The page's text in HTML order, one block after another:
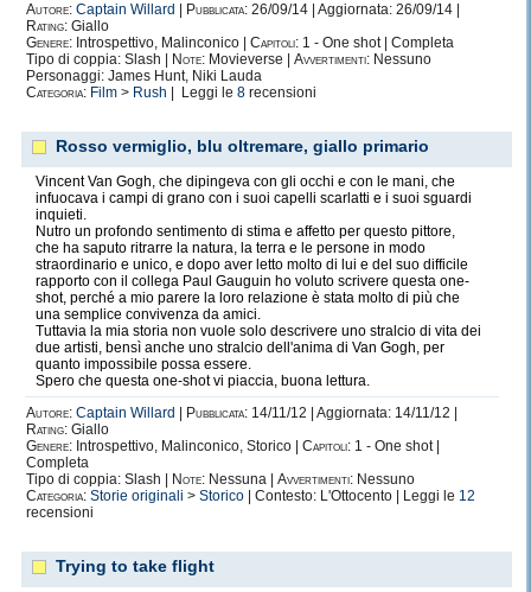
Autore: Captain Willard Pubblicata: 26/09/14 | Aggiornata: 26/09/14 |
Rating: Giallo
Genere: Introspettivo, Malinconico | Capitoli: 1 - One shot | Completa
Tipo di coppia: Slash |
Note: Movieverse | Avvertimenti: Nessuno
Personaggi: James Hunt, Niki Lauda
Categoria: Film > Rush | Leggi le 8 recensioni
Rosso vermiglio, blu oltremare, giallo primario
Vincent Van Gogh, che dipingeva con gli occhi e con le mani, che
infuocava i campi di grano con i suoi capelli scarlatti e i suoi sguardi
inquieti.
Nutro un profondo sentimento di stima e affetto per questo pittore,
che ha saputo ritrarre la natura, la terra e le persone in modo
straordinario e unico, e dopo aver letto molto di lui e del suo difficile
rapporto con il collega Paul Gauguin ho voluto scrivere questa one-
shot, perché a mio parere la loro relazione è stata molto di più che
una semplice convivenza da amici.
Tuttavia la mia storia non vuole solo descrivere uno stralcio di vita dei
due artisti, bensì anche uno stralcio dell'anima di Van Gogh, per
quanto impossibile possa essere.
Spero che questa one-shot vi piaccia, buona lettura.
Autore: Captain Willard Pubblicata: 14/11/12 | Aggiornata: 14/11/12 |
Rating: Giallo
Genere: Introspettivo, Malinconico, Storico | Capitoli: 1 - One shot |
Completa
Tipo di coppia: Slash |
Note: Nessuna | Avvertimenti: Nessuno
Categoria: Storie originali > Storico | Contesto: L'Ottocento | Leggi le 12
recensioni
Trying to take flight